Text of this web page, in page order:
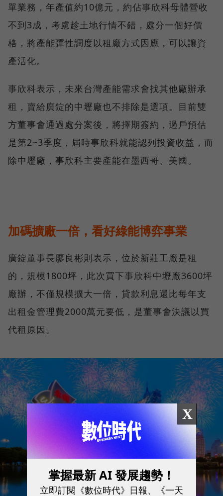
單業務，年產值約10億元，約佔事欣科母體營收
不到3成，考慮趁土地行情不錯，處分一個好價
格，將產能彈性調度以租廠方式因應，可以讓資
產活化。
事欣科表示，未來台灣產能需求會找其他廠辦承
租，賣給廣錠的中壢廠也不排除是選項。目前雙
方董事會通過處分案後，將擇期簽約，過戶預估
是第2~3季度，屆時事欣科就能認列投資收益，而
除中壢廠，事欣科主要產能在墨西哥、美國。
加碼擴廠一倍，看好綠能博弈事業
廣錠董事長廖良彬則表示，位於新莊工廠是租
的，規模1800坪，此次買下事欣科中壢廠3600坪
廠辦，不僅規模擴大一倍，貸款利息還比每年支
出租金管理費2000萬元要低，是董事會決議以買
代租原因。
X
掌握最新 AI 發展趨勢！
立即訂閱《數位時代》日報、《一天